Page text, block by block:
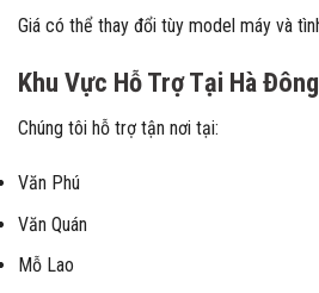
Giá có thể thay đổi tùy model máy và
Khu Vực Hỗ Trợ Tại Hà Đông
Chúng tôi hỗ trợ tận nơi tại:
Văn Phú
Văn Quán
Mỗ Lao